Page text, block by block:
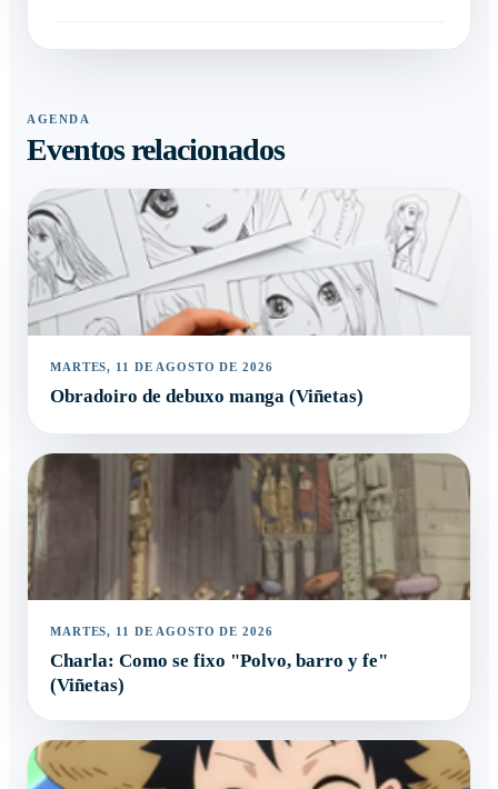
AGENDA
Eventos relacionados
MARTES, 11 DE AGOSTO DE 2026
Obradoiro de debuxo manga (Viñetas)
MARTES, 11 DE AGOSTO DE 2026
Charla: Como se fixo "Polvo, barro y fe"
(Viñetas)